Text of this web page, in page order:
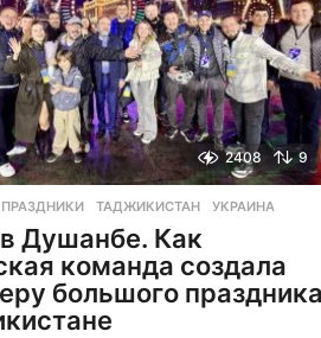
2408 9
,ПРАЗДНИКИ ,ТАДЖИКИСТАН ,УКРАИНА
Душанбе. Как
команда создала
большого праздника